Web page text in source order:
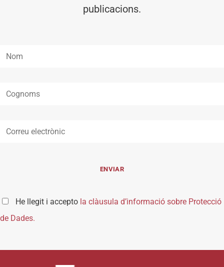
publicacions.
He llegit i accepto la clàusula d’informació sobre Protecció
de Dades.